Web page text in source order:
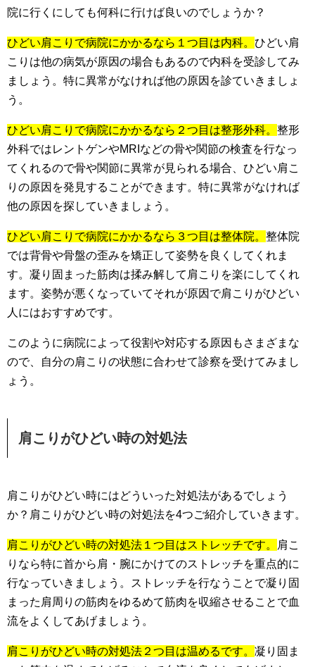
院に行くにしても何科に行けば良いのでしょうか？
ひどい肩こりで病院にかかるなら１つ目は内科。 ひどい肩
こりは他の病気が原因の場合もあるので内科を受診してみ
ましょう。特に異常がなければ他の原因を診ていきましょ
う。
ひどい肩こりで病院にかかるなら２つ目は整形外科。 整形
外科ではレントゲンやMRIなどの骨や関節の検査を行なっ
てくれるので骨や関節に異常が見られる場合、ひどい肩こ
りの原因を発見することができます。特に異常がなければ
他の原因を探していきましょう。
ひどい肩こりで病院にかかるなら３つ目は整体院。 整体院
では背骨や骨盤の歪みを矯正して姿勢を良くしてくれま
す。凝り固まった筋肉は揉み解して肩こりを楽にしてくれ
ます。姿勢が悪くなっていてそれが原因で肩こりがひどい
人にはおすすめです。
このように病院によって役割や対応する原因もさまざまな
ので、自分の肩こりの状態に合わせて診察を受けてみまし
ょう。
肩こりがひどい時の対処法
肩こりがひどい時にはどういった対処法があるでしょう
か？肩こりがひどい時の対処法を4つご紹介していきます。
肩こりがひどい時の対処法１つ目はストレッチです。
肩こ
りなら特に首から肩・腕にかけてのストレッチを重点的に
行なっていきましょう。ストレッチを行なうことで凝り固
まった肩周りの筋肉をゆるめて筋肉を収縮させることで血
流をよくしてあげましょう。
肩こりがひどい時の対処法２つ目は温めるです。 凝り固ま